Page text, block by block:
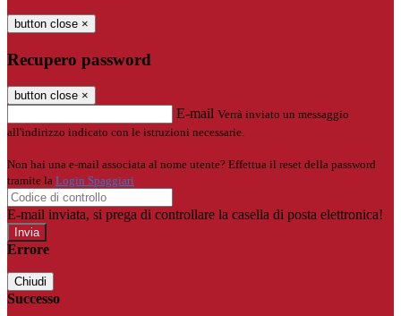
button close ×
Recupero password
button close ×
E-mail Verrà inviato un messaggio
all'indirizzo indicato con le istruzioni necessarie.
Non hai una e-mail associata al nome utente? Effettua il reset della password
tramite la Login Spaggiari
E-mail inviata, si prega di controllare la casella di posta elettronica!
Errore
Chiudi
Successo